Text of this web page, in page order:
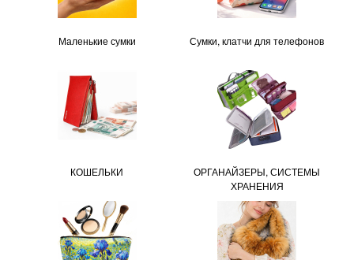
Маленькие сумки Сумки, клатчи для телефонов
КОШЕЛЬКИ
ОРГАНАЙЗЕРЫ, СИСТЕМЫ
ХРАНЕНИЯ